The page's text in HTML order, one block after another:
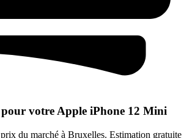
pour votre Apple iPhone 12 Mini
du marché à Bruxelles. Estimation gratuite